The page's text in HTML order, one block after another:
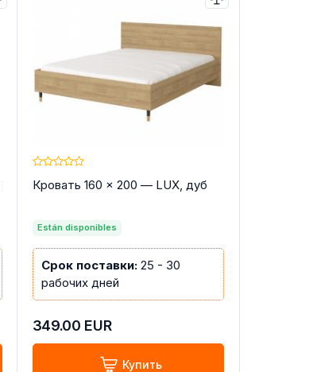
Кровать 160 × 200 — LUX, дуб
Están disponibles
Срок поставки:25 - 30
рабочих дней
349.00 EUR
Купить